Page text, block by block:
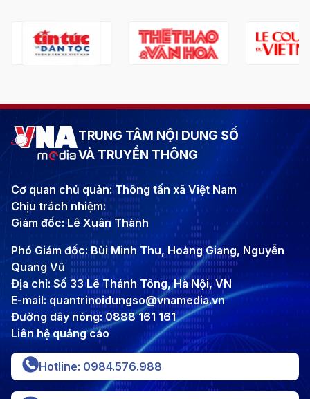
TRUNG TÂM NỘI DUNG SỐ
VÀ TRUYỀN THÔNG
Cơ quan chủ quản: Thông tấn xã Việt Nam
Chịu trách nhiệm:
Giám đốc: Lê Xuân Thành
Phó Giám đốc: Bùi Minh Thu, Hoàng Giang, Nguyễn
Quang Vũ
Địa chỉ: Số 33 Lê Thánh Tông, Hà Nội, VN
E-mail: quantrinoidungso@vnamedia.vn
Đường dây nóng: 0888 161 161
Liên hệ quảng cáo
Hotline: 0984.576.988